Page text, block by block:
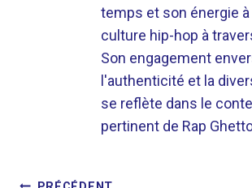
temps et son énergie
culture hip-hop à
Son engagement
l'authenticité et la
se reflète dans le
pertinent de Rap